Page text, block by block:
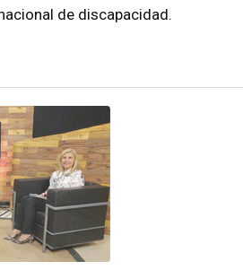
de discapacidad.